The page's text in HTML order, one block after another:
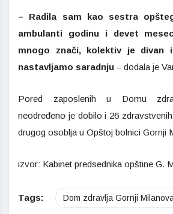
– Radila sam kao sestra
ambulanti godinu i devet
mnogo znači, kolektiv je divan
nastavljamo saradnju – dodala je
Pored zaposlenih u Domu
neodređeno je dobilo i 26
drugog osoblja u Opštoj bolnici Gornji
izvor: Kabinet predsednika opštine G.
Tags: Dom zdravlja Gornji